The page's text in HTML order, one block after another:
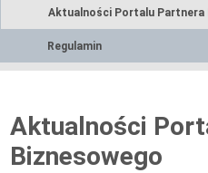
Aktualności Portalu Partnera
Regulamin
Aktualności
Biznesowego